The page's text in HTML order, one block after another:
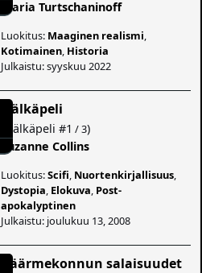
Maria Turtschaninoff
Luokitus: Maaginen realismi
Kotimainen Historia
Julkaistu: syyskuu 2022
Nälkäpeli
Nälkäpeli #1 / 3)
Suzanne Collins
Luokitus:Scifi Nuortenkirjallisuus
Dystopia Elokuva Post-
apokalyptinen
Julkaistu: joulukuu 13, 2008
Käärmekonnun salaisuudet